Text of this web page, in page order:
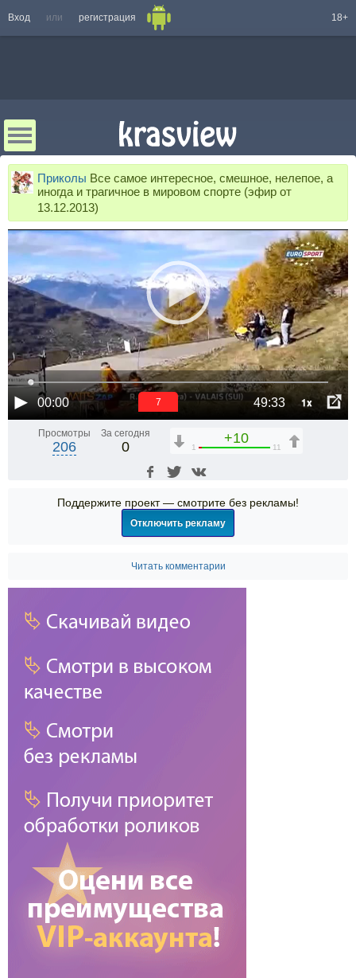
Вход или регистрация 18+
Приколы Все самое интересное, смешное, нелепое, а
иногда и трагичное в мировом спорте (эфир от
13.12.2013)
00:00 49:33 1x
7
Просмотры
206
За сегодня
0
+10
1 11
Поддержите проект — смотрите без рекламы!
Отключить рекламу
Читать комментарии